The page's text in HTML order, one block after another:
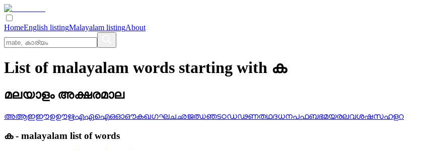
HomeEnglish listingMalayalam listingAbout
List of malayalam words starting with ക
മലയാളം അക്ഷരമാല
അആഇഈഉഊഋഎഏഐഒഓഔകഖഗഘചഛജഝഞടഠഡഢണതഥദധനപഫബഭമയരലവശഷസഹളറ
ക- malayalam list of words